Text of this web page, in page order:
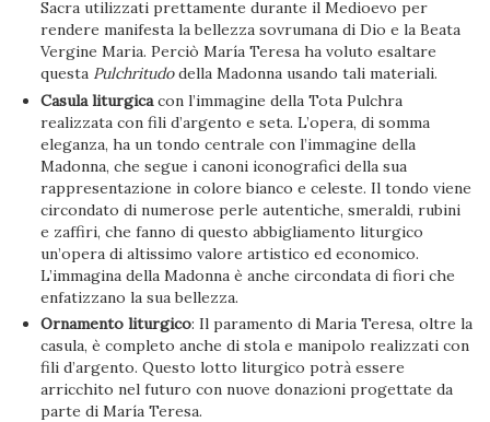
Sacra utilizzati prettamente durante il Medioevo per
rendere manifesta la bellezza sovrumana di Dio e la Beata
Vergine Maria. Perciò María Teresa ha voluto esaltare
questa Pulchritudodella Madonna usando tali materiali.
Casula liturgicacon l’immagine della Tota Pulchra
realizzata con fili d’argento e seta. L’opera, di somma
eleganza, ha un tondo centrale con l’immagine della
Madonna, che segue i canoni iconografici della sua
rappresentazione in colore bianco e celeste. Il tondo viene
circondato di numerose perle autentiche, smeraldi, rubini
e zaffiri, che fanno di questo abbigliamento liturgico
un’opera di altissimo valore artistico ed economico.
L’immagina della Madonna è anche circondata di fiori che
enfatizzano la sua bellezza.
Ornamento liturgico: Il paramento di Maria Teresa, oltre la
casula, è completo anche di stola e manipolo realizzati con
fili d’argento. Questo lotto liturgico potrà essere
arricchito nel futuro con nuove donazioni progettate da
parte di María Teresa.